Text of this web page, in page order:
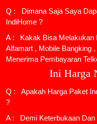
Q : Dimana Saja Saya
IndiHome ?
A : Kakak Bisa Melakukan
Alfamart , Mobile Bangking
Menerima Pembayaran
Ini Harga
Q : Apakah Harga Paket
?
A : Demi Keterbukaan Dan